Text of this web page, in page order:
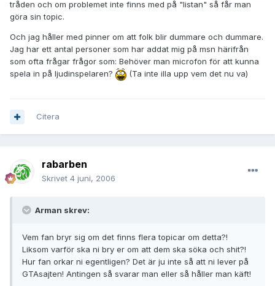
tråden och om problemet inte finns med på "listan" så får man
göra sin topic.
Och jag håller med pinner om att folk blir dummare och dummare.
Jag har ett antal personer som har addat mig på msn härifrån
som ofta frågar frågor som: Behöver man microfon för att kunna
spela in på ljudinspelaren?
(Ta inte illa upp vem det nu va)
Citera
rabarben
Skrivet 4 juni, 2006
Arman skrev:
Vem fan bryr sig om det finns flera topicar om detta?!
Liksom varför ska ni bry er om att dem ska söka och shit?!
Hur fan orkar ni egentligen? Det är ju inte så att ni lever på
GTAsajten! Antingen så svarar man eller så håller man käft!